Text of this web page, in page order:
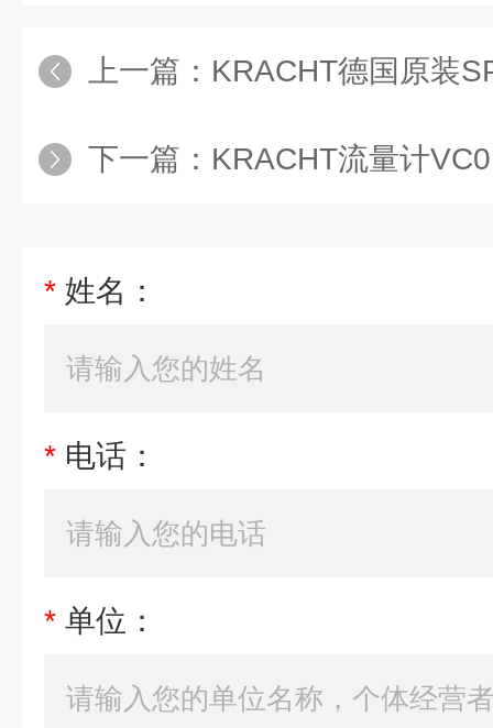
上一篇： KRACHT德国原装
下一篇： KRACHT流量计
* 姓名：
* 电话：
* 单位：